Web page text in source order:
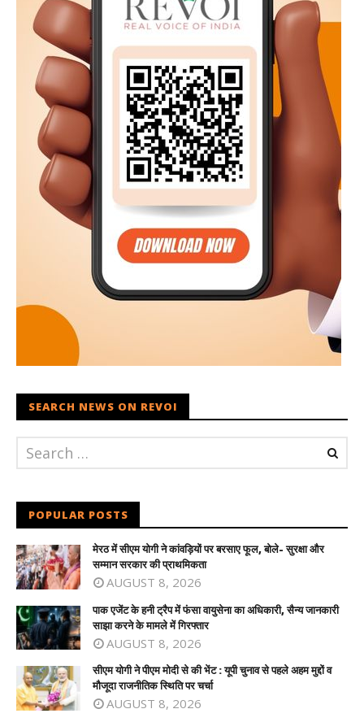
SEARCH NEWS ON REVOI
POPULAR POSTS
मेरठ में सीएम योगी ने कांवड़ियों पर बरसाए फूल, बोले- सुरक्षा और
सम्मान सरकार की प्राथमिकता
AUGUST 8, 2026
पाक एजेंट के हनी ट्रैप में फंसा वायुसेना का अधिकारी, सैन्य जानकारी
साझा करने के मामले में गिरफ्तार
AUGUST 8, 2026
सीएम योगी ने पीएम मोदी से की भेंट : यूपी चुनाव से पहले अहम मुद्दों व
मौजूदा राजनीतिक स्थिति पर चर्चा
AUGUST 8, 2026